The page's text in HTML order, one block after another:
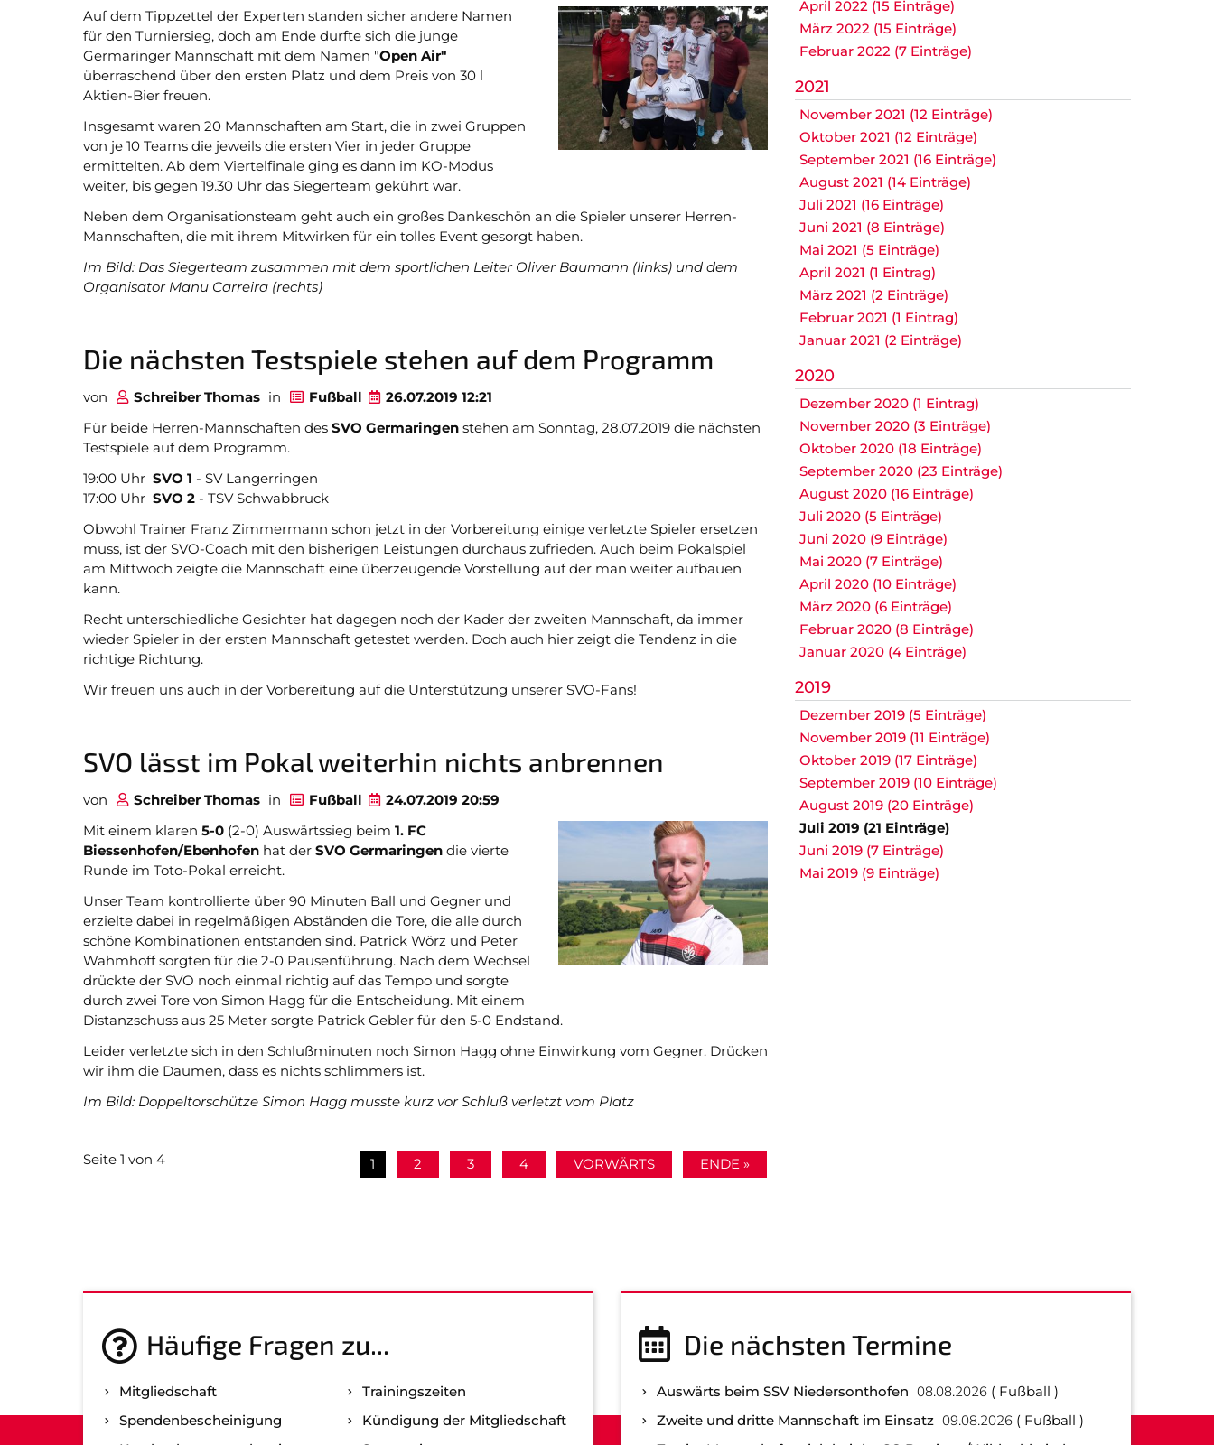
Auf dem Tippzettel der Experten standen sicher andere Namen
für den Turniersieg, doch am Ende durfte sich die junge
Germaringer Mannschaft mit dem Namen "Open Air"
überraschend über den ersten Platz und dem Preis von 30 l
Aktien-Bier freuen.
Insgesamt waren 20 Mannschaften am Start, die in zwei Gruppen
von je 10 Teams die jeweils die ersten Vier in jeder Gruppe
ermittelten. Ab dem Viertelfinale ging es dann im KO-Modus
weiter, bis gegen 19.30 Uhr das Siegerteam gekührt war.
Neben dem Organisationsteam geht auch ein großes Dankeschön an die Spieler unserer Herren-
Mannschaften, die mit ihrem Mitwirken für ein tolles Event gesorgt haben.
Im Bild: Das Siegerteam zusammen mit dem sportlichen Leiter Oliver Baumann (links) und dem
Organisator Manu Carreira (rechts)
Die nächsten Testspiele stehen auf dem Programm
von Schreiber Thomas in Fußball
26.07.2019 12:21
Für beide Herren-Mannschaften des SVO Germaringen stehen am Sonntag, 28.07.2019 die nächsten
Testspiele auf dem Programm.
19:00 Uhr SVO 1 - SV Langerringen
17:00 Uhr SVO 2 - TSV Schwabbruck
Obwohl Trainer Franz Zimmermann schon jetzt in der Vorbereitung einige verletzte Spieler ersetzen
muss, ist der SVO-Coach mit den bisherigen Leistungen durchaus zufrieden. Auch beim Pokalspiel
am Mittwoch zeigte die Mannschaft eine überzeugende Vorstellung auf der man weiter aufbauen
kann.
Recht unterschiedliche Gesichter hat dagegen noch der Kader der zweiten Mannschaft, da immer
wieder Spieler in der ersten Mannschaft getestet werden. Doch auch hier zeigt die Tendenz in die
richtige Richtung.
Wir freuen uns auch in der Vorbereitung auf die Unterstützung unserer SVO-Fans!
SVO lässt im Pokal weiterhin nichts anbrennen
von Schreiber Thomas in Fußball
24.07.2019 20:59
Mit einem klaren 5-0 (2-0) Auswärtssieg beim 1. FC
Biessenhofen/Ebenhofen hat der SVO Germaringen die vierte
Runde im Toto-Pokal erreicht.
Unser Team kontrollierte über 90 Minuten Ball und Gegner und
erzielte dabei in regelmäßigen Abständen die Tore, die alle durch
schöne Kombinationen entstanden sind. Patrick Wörz und Peter
Wahmhoff sorgten für die 2-0 Pausenführung. Nach dem Wechsel
drückte der SVO noch einmal richtig auf das Tempo und sorgte
durch zwei Tore von Simon Hagg für die Entscheidung. Mit einem
Distanzschuss aus 25 Meter sorgte Patrick Gebler für den 5-0 Endstand.
Leider verletzte sich in den Schlußminuten noch Simon Hagg ohne Einwirkung vom Gegner. Drücken
wir ihm die Daumen, dass es nichts schlimmers ist.
Im Bild: Doppeltorschütze Simon Hagg musste kurz vor Schluß verletzt vom Platz
Seite 1 von 4 1 2 3 4 VORWÄRTS ENDE »
April 2022 (15 Einträge)
März 2022 (15 Einträge)
Februar 2022 (7 Einträge)
2021
November 2021 (12 Einträge)
Oktober 2021 (12 Einträge)
September 2021 (16 Einträge)
August 2021 (14 Einträge)
Juli 2021 (16 Einträge)
Juni 2021 (8 Einträge)
Mai 2021 (5 Einträge)
April 2021 (1 Eintrag)
März 2021 (2 Einträge)
Februar 2021 (1 Eintrag)
Januar 2021 (2 Einträge)
2020
Dezember 2020 (1 Eintrag)
November 2020 (3 Einträge)
Oktober 2020 (18 Einträge)
September 2020 (23 Einträge)
August 2020 (16 Einträge)
Juli 2020 (5 Einträge)
Juni 2020 (9 Einträge)
Mai 2020 (7 Einträge)
April 2020 (10 Einträge)
März 2020 (6 Einträge)
Februar 2020 (8 Einträge)
Januar 2020 (4 Einträge)
2019
Dezember 2019 (5 Einträge)
November 2019 (11 Einträge)
Oktober 2019 (17 Einträge)
September 2019 (10 Einträge)
August 2019 (20 Einträge)
Juli 2019 (21 Einträge)
Juni 2019 (7 Einträge)
Mai 2019 (9 Einträge)
Häufige Fragen zu...
Mitgliedschaft
Spenden­bescheinigung
Trainingszeiten
Kündigung der Mitgliedschaft
Die nächsten Termine
Auswärts beim SSV Niedersonthofen 08.08.2026
Fußball
Zweite und dritte Mannschaft im Einsatz 09.08.2026
Fußball